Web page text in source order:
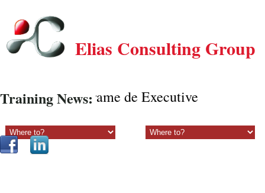
Elias Consulting Group
Training News:Programe de Executive